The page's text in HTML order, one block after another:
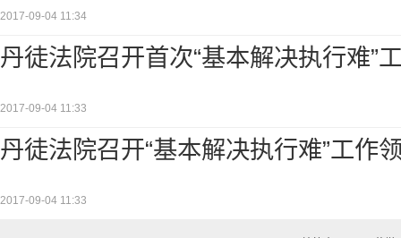
2017-09-04 11:34
丹徒法院召开首次“基本解决执行难”
2017-09-04 11:33
丹徒法院召开“基本解决执行难”工作
2017-09-04 11:33